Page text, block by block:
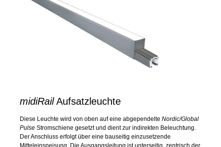
midiRailAufsatzleuchte
Diese Leuchte wird von oben auf eine abgependelte Nordic/Global
Pulse Stromschiene gesetzt und dient zur indirekten Beleuchtung.
Der Anschluss erfolgt über eine bauseitig einzusetzende